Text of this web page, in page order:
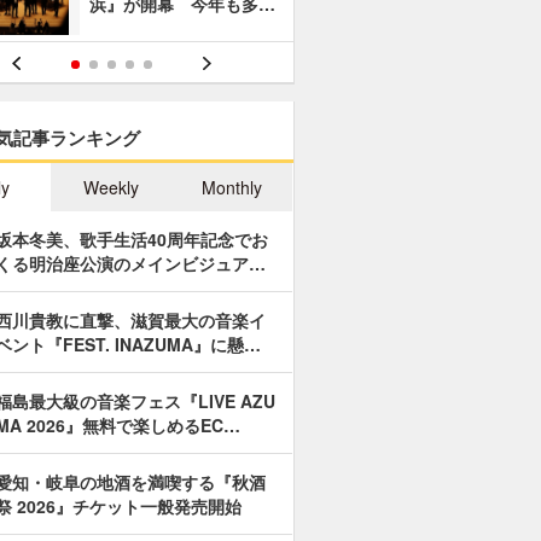
記事ランキング
Weekly Monthly
本冬美、歌手生活40周年記念でお
る明治座公演のメインビジュア…
川貴教に直撃、滋賀最大の音楽イ
ント『FEST. INAZUMA』に懸…
島最大級の音楽フェス『LIVE AZU
2026』無料で楽しめるEC…
知・岐阜の地酒を満喫する『秋酒
2026』チケット一般発売開始